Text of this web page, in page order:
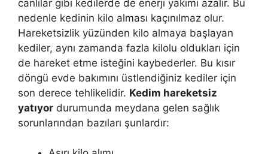
canlılar gibi kedilerde de enerji yakımı azalır. Bu
nedenle kedinin kilo alması kaçınılmaz olur.
Hareketsizlik yüzünden kilo almaya başlayan
kediler, aynı zamanda fazla kilolu oldukları için
de hareket etme isteğini kaybederler. Bu kısır
döngü evde bakımını üstlendiğiniz kediler için
son derece tehlikelidir. Kedim hareketsiz
yatıyor durumunda meydana gelen sağlık
sorunlarından bazıları şunlardır: